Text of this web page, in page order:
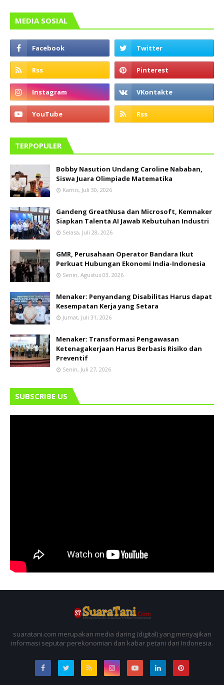
MEDIA SOSIAL
TERPOPULER
Bobby Nasution Undang Caroline Nababan,
Siswa Juara Olimpiade Matematika
Kamis, Juli 30, 2026
Gandeng GreatNusa dan Microsoft, Kemnaker
Siapkan Talenta AI Jawab Kebutuhan Industri
Selasa, Juli 28, 2026
GMR, Perusahaan Operator Bandara Ikut
Perkuat Hubungan Ekonomi India-Indonesia
Senin, Agustus 03, 2026
Menaker: Penyandang Disabilitas Harus dapat
Kesempatan Kerja yang Setara
Jumat, Juli 31, 2026
Menaker: Transformasi Pengawasan
Ketenagakerjaan Harus Berbasis Risiko dan
Preventif
Senin, Juli 27, 2026
SUBSCRIBE US
suaratani.com merupakan media daring (digital) yang menyajikan
informasi seputar perekonomian dan kabar petani dari Indonesia.